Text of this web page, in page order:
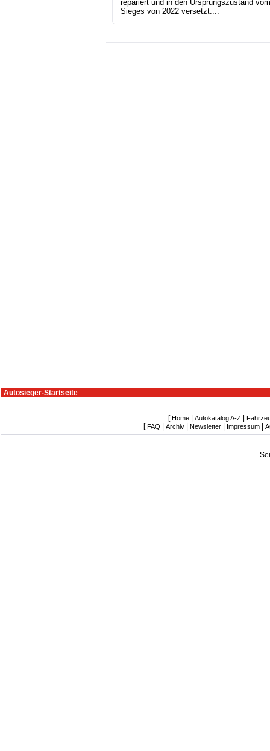
repariert und in den Ursprungszustand
Sieges von 2022 versetzt....
Autosieger-Startseite
[ Home| Autokatalog A-Z|
[ FAQ Archiv Newsletter Impressum